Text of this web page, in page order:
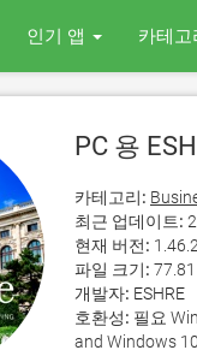
인기 앱 카테고
PC 용
카테고리:
최근 업데이트:
현재 버전: 1.46.2
파일 크기:
개발자: ESHRE
호환성: 필요
and Windows